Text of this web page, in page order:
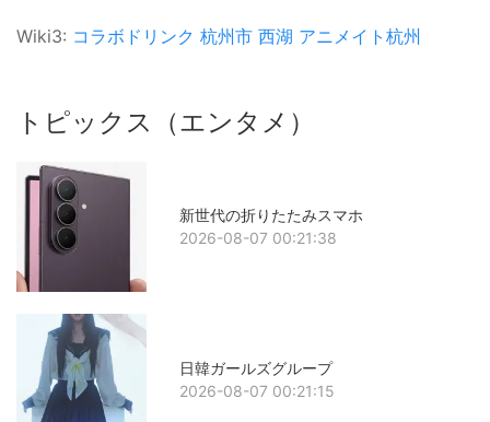
Wiki3: コラボドリンク 杭州市 西湖 アニメイト杭州
トピックス（エンタメ）
新世代の折りたたみスマホ
2026-08-07 00:21:38
日韓ガールズグループ
2026-08-07 00:21:15